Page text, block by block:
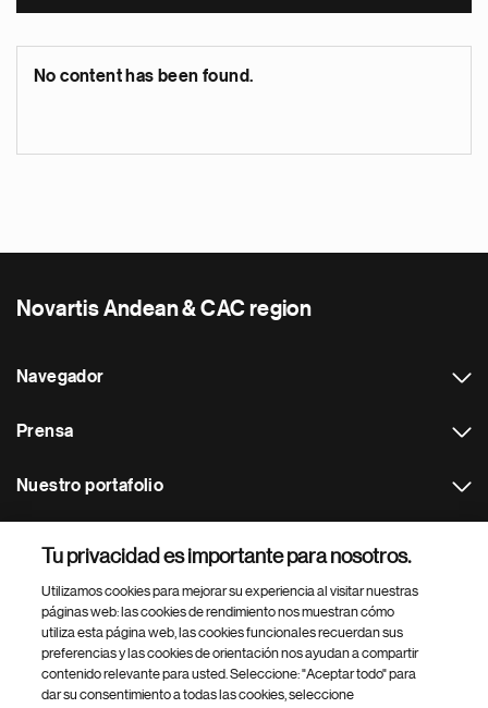
No content has been found.
Novartis Andean & CAC region
Navegador
Prensa
Nuestro portafolio
Footer Site Search
Tu privacidad es importante para nosotros.
Utilizamos cookies para mejorar su experiencia al visitar nuestras
páginas web: las cookies de rendimiento nos muestran cómo
utiliza esta página web, las cookies funcionales recuerdan sus
preferencias y las cookies de orientación nos ayudan a compartir
contenido relevante para usted. Seleccione: "Aceptar todo" para
dar su consentimiento a todas las cookies, seleccione